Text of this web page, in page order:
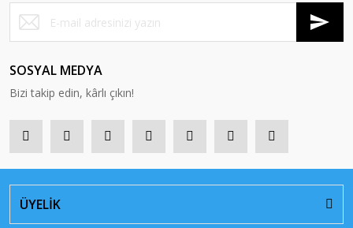
SOSYAL MEDYA
Bizi takip edin, kârlı çıkın!
ÜYELİK